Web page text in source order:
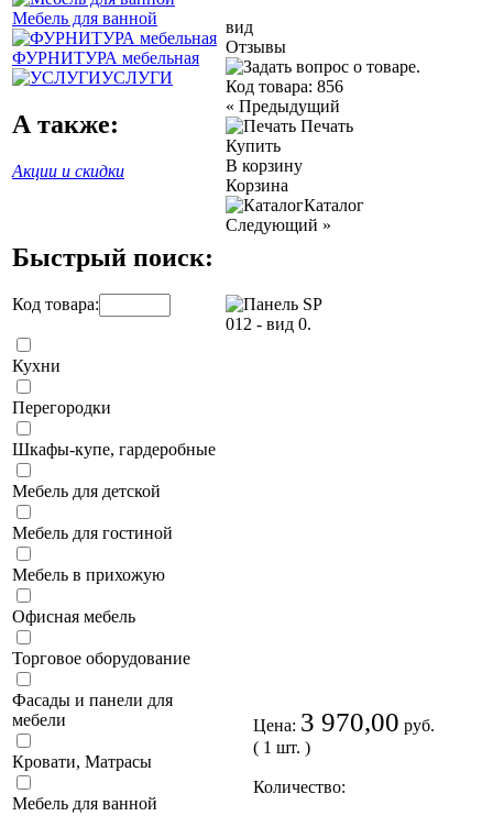
Мебель для ванной
ФУРНИТУРА мебельная
УСЛУГИ
А также:
Акции и скидки
Быстрый поиск:
Код товара:
Кухни
Перегородки
Шкафы-купе, гардеробные
Мебель для детской
Мебель для гостиной
Мебель в прихожую
Офисная мебель
Торговое оборудование
Фасады и панели для
мебели
Кровати, Матрасы
Мебель для ванной
вид
Отзывы
Код товара: 856
« Предыдущий
Печать
Купить
В корзину
Корзина
Каталог
Следующий »
Цена: 3 970,00 руб.
( 1 шт. )
Количество: